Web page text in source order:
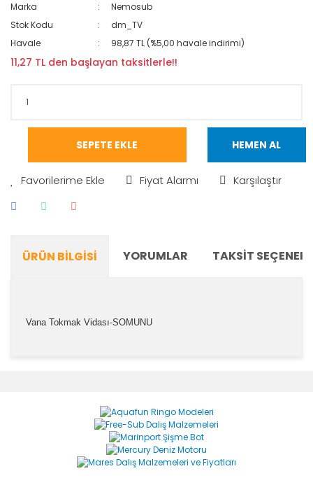
Marka
Nemosub
Stok Kodu
dm_TV
Havale
98,87 TL (%5,00 havale indirimi)
11,27 TL den başlayan taksitlerle!!
SEPETE EKLE HEMEN AL
Fiyat Alarmı Karşılaştır
ÜRÜN BILGISI YORUMLAR TAKSIT
Vana Tokmak Vidası-SOMUNU
Yorum Yaz
Ürün resmi kalitesiz, bozuk veya görüntülenemiyor.
Ürün açıklamasında eksik bilgiler bulunuyor.
Ürün bilgilerinde hatalar bulunuyor.